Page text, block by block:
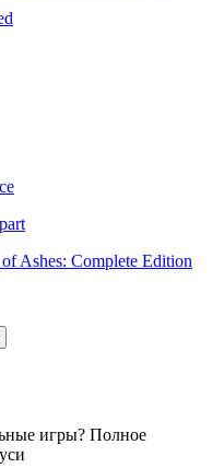
Ashes: Complete Edition
игры? Полное